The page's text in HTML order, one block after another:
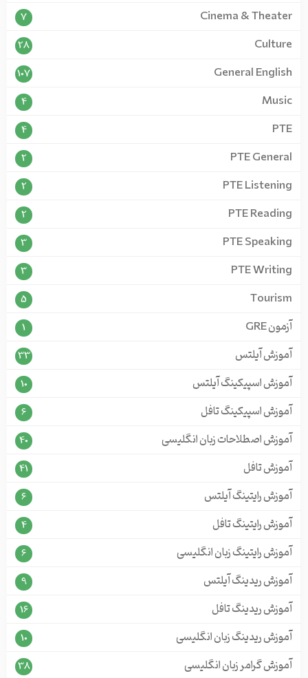
Cinema & Theater
7
Culture
28
General English
107
Music
4
PTE
4
PTE General
2
PTE Listening
2
PTE Reading
2
PTE Speaking
3
PTE Writing
3
Tourism
5
آزمون GRE 1
آموزش آیلتس 33
آموزش اسپیکینگ آیلتس 10
آموزش اسپیکینگ تافل 6
آموزش اصطلاحات زبان انگلیسی 40
آموزش تافل 41
آموزش رایتینگ آیلتس 6
آموزش رایتینگ تافل 4
آموزش رایتینگ زبان انگلیسی 6
آموزش ریدینگ آیلتس 9
آموزش ریدینگ تافل 16
آموزش ریدینگ زبان انگلیسی 10
آموزش گرامر زبان انگلیسی 38